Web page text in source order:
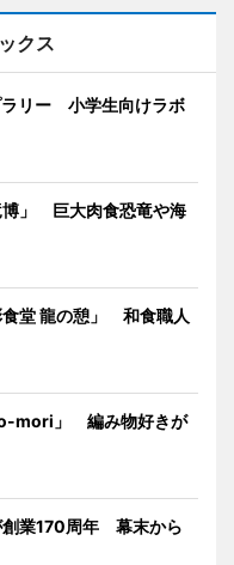
クス
ラリー 小学生向けラボ
博」 巨大肉食恐竜や海
食堂 龍の憩」 和食職人
mori」 編み物好きが
創業170周年 幕末から